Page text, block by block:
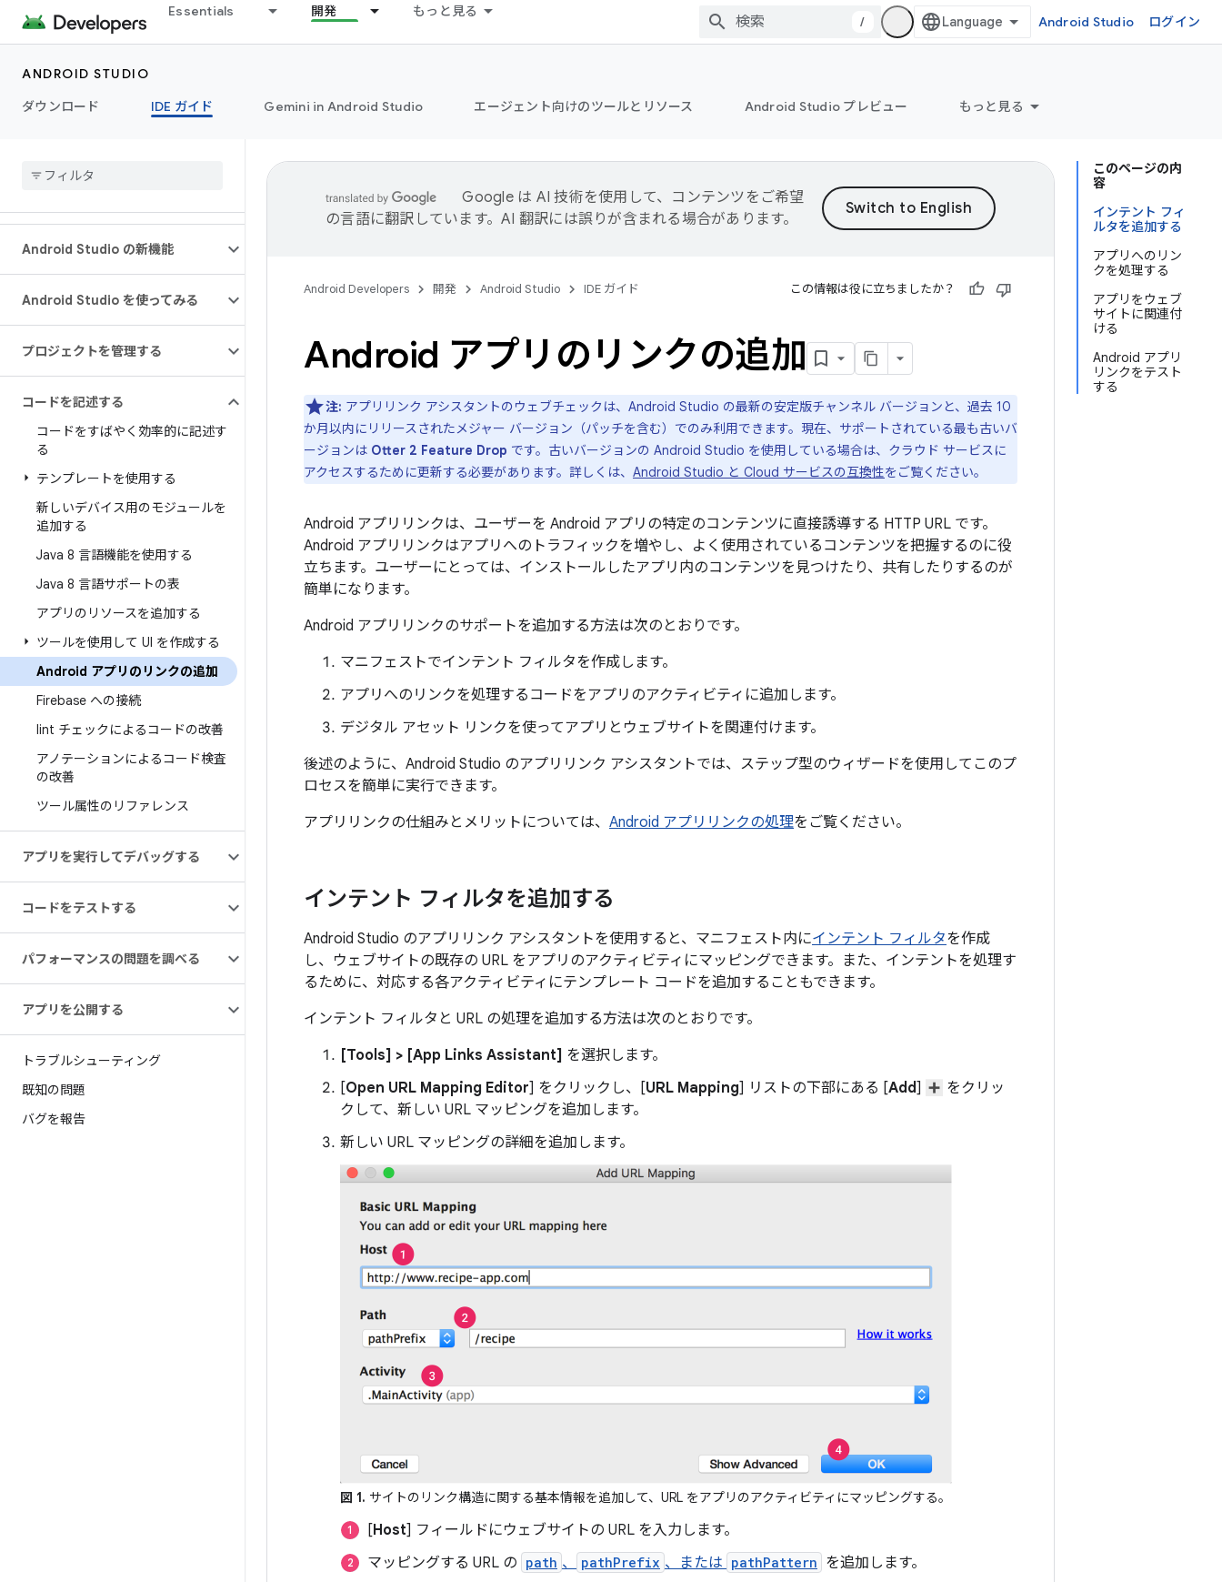
Essentials 開発 もっと見る
/ Android Studio ログイン
ANDROID STUDIO
ダウンロード
IDE ガイド Gemini in Android Studio エージェント向けのツールとリソース Android Studio プレビュー もっと見る
Android Studio の新機能
Android Studio を使ってみる
プロジェクトを管理する
コードを記述する
コードをすばやく効率的に記述す
る
テンプレートを使用する
新しいデバイス用のモジュールを
追加する
Java 8 言語機能を使用する
Java 8 言語サポートの表
アプリのリソースを追加する
ツールを使用して UI を作成する
Android アプリのリンクの追加
Firebase への接続
lint チェックによるコードの改善
アノテーションによるコード検査
の改善
ツール属性のリファレンス
アプリを実行してデバッグする
コードをテストする
パフォーマンスの問題を調べる
アプリを公開する
トラブルシューティング
既知の問題
バグを報告
このページの内
容
インテント フィ
ルタを追加する
アプリへのリン
クを処理する
アプリをウェブ
サイトに関連付
ける
Android アプリ
リンクをテスト
する
Google は AI 技術を使用して、コンテンツをご希望
の言語に翻訳しています。AI 翻訳には誤りが含まれる場合があります。
Android Developers 開発 Android Studio IDE ガイド この情報は役に立ちましたか？
Android アプリのリンクの追加
注: アプリリンク アシスタントのウェブチェックは、Android Studio の最新の安定版チャンネル バージョンと、過去 10
か月以内にリリースされたメジャー バージョン（パッチを含む）でのみ利用できます。現在、サポートされている最も古いバ
ージョンは Otter 2 Feature Drop です。古いバージョンの Android Studio を使用している場合は、クラウド サービスに
アクセスするために更新する必要があります。詳しくは、 Android Studio と Cloud サービスの互換性をご覧ください。
Android アプリリンクは、ユーザーを Android アプリの特定のコンテンツに直接誘導する HTTP URL です。
Android アプリリンクはアプリへのトラフィックを増やし、よく使用されているコンテンツを把握するのに役
立ちます。ユーザーにとっては、インストールしたアプリ内のコンテンツを見つけたり、共有したりするのが
簡単になります。
Android アプリリンクのサポートを追加する方法は次のとおりです。
マニフェストでインテント フィルタを作成します。
アプリへのリンクを処理するコードをアプリのアクティビティに追加します。
デジタル アセット リンクを使ってアプリとウェブサイトを関連付けます。
後述のように、Android Studio のアプリリンク アシスタントでは、ステップ型のウィザードを使用してこのプ
ロセスを簡単に実行できます。
アプリリンクの仕組みとメリットについては、 Android アプリリンクの処理をご覧ください。
インテント フィルタを追加する
Android Studio のアプリリンク アシスタントを使用すると、マニフェスト内にインテント フィルタを作成
し、ウェブサイトの既存の URL をアプリのアクティビティにマッピングできます。また、インテントを処理す
るために、対応する各アクティビティにテンプレート コードを追加することもできます。
インテント フィルタと URL の処理を追加する方法は次のとおりです。
[Tools] > [App Links Assistant] を選択します。
[Open URL Mapping Editor] をクリックし、[URL Mapping] リストの下部にある [Add]
をクリッ
クして、新しい URL マッピングを追加します。
新しい URL マッピングの詳細を追加します。
図 1. サイトのリンク構造に関する基本情報を追加して、URL をアプリのアクティビティにマッピングする。
[Host] フィールドにウェブサイトの URL を入力します。
マッピングする URL の path 、 pathPrefix 、または pathPattern を追加します。